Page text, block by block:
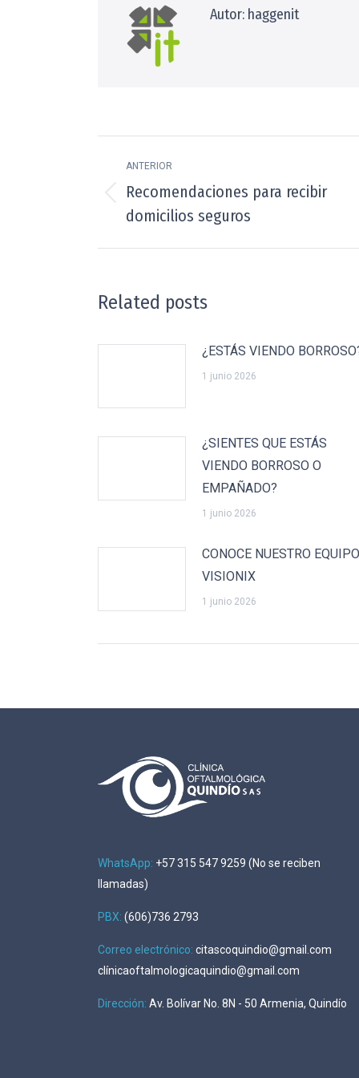
Autor: haggenit
entre
publicaciones
ANTERIOR
Publicación
anterior:
Recomendaciones para recibir
domicilios seguros
Related posts
¿ESTÁS VIENDO
1 junio 2026
¿SIENTES QUE ESTÁS
VIENDO BORROSO O
EMPAÑADO?
1 junio 2026
CONOCE NUESTRO EQUIPO
VISIONIX
1 junio 2026
WhatsApp: +57 315 547 9259 (No se reciben
llamadas)
PBX: (606)736 2793
Correo electrónico: citascoquindio@gmail.com
clínicaoftalmologicaquindio@gmail.com
Dirección: Av. Bolívar No. 8N - 50 Armenia, Quindío